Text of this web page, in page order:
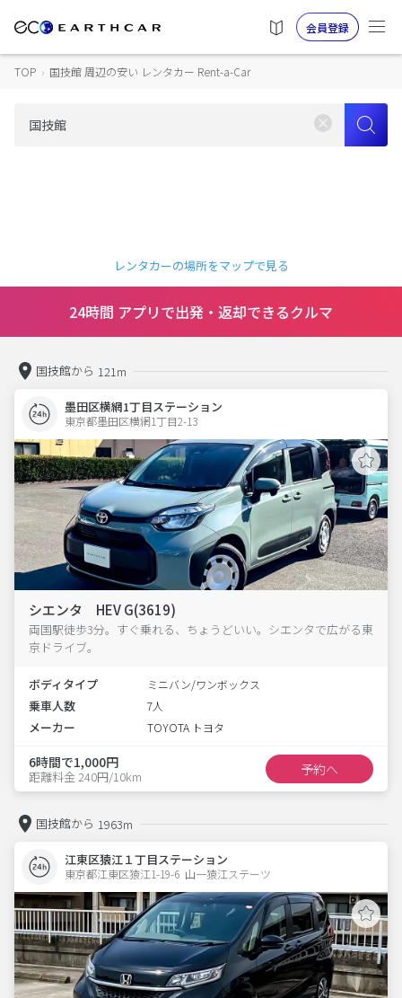
会員登録
TOP › 国技館 周辺の安い レンタカー Rent-a-Car
レンタカーの場所をマップで見る
24時間 アプリで出発・返却できるクルマ
国技館から 121m
墨田区横網1丁目ステーション
東京都墨田区横網1丁目2-13
シエンタ HEV G(3619)
両国駅徒歩3分。すぐ乗れる、ちょうどいい。シエンタで広がる東
京ドライブ。
ボディタイプ ミニバン/ワンボックス
乗車人数 7人
メーカー TOYOTA トヨタ
6時間で1,000円
距離料金 240円/10km 予約へ
国技館から 1963m
江東区猿江１丁目ステーション
東京都江東区猿江1-19-6  山一猿江ステーツ